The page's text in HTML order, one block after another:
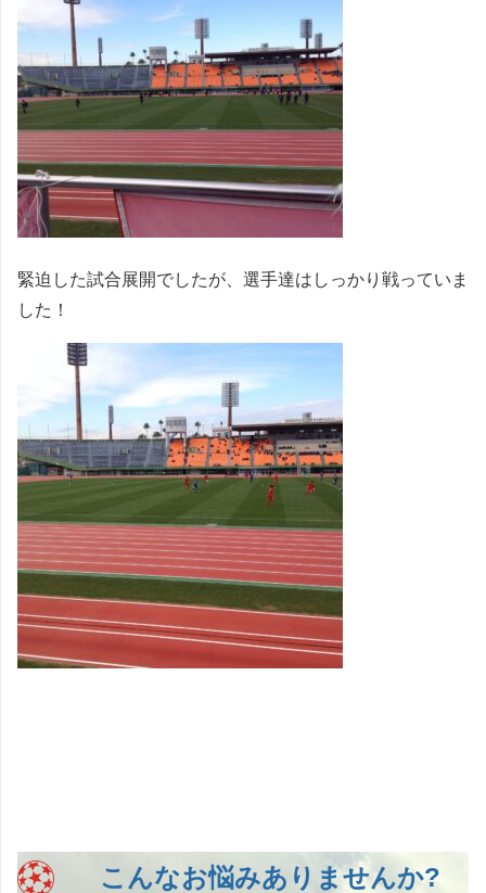
緊迫した試合展開でしたが、選手達はしっかり戦っていま
した！
こんなお悩みありませんか?